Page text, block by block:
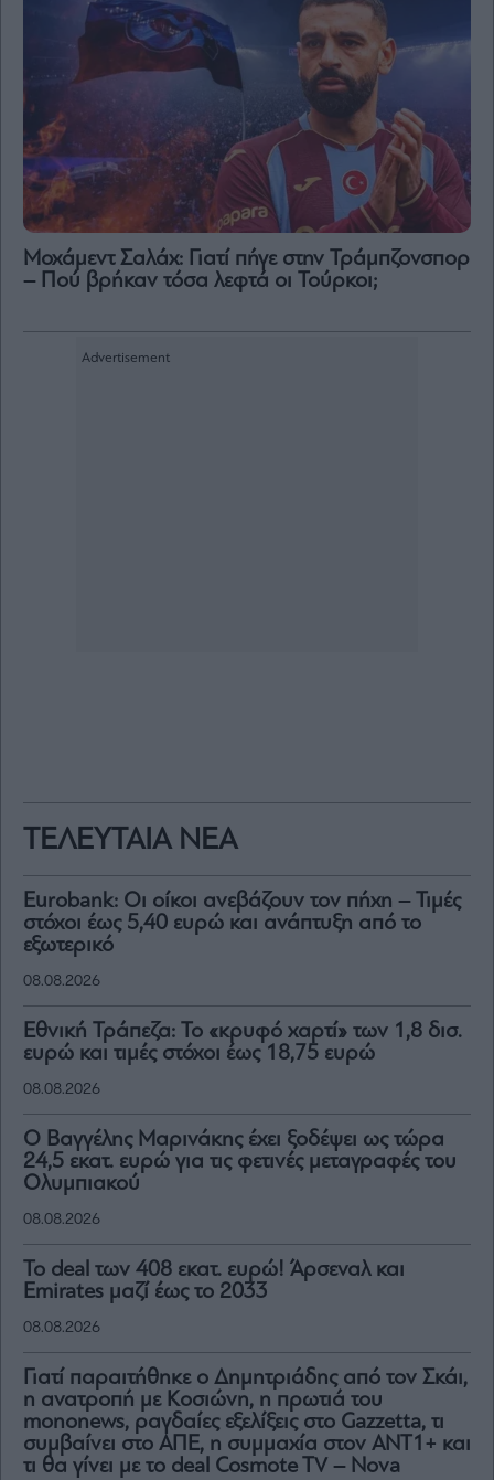
ΤΕΛΕΥΤΑΙΑ ΝΕΑ
Eurobank: Οι οίκοι ανεβάζουν τον πήχη – Τιμές
στόχοι έως 5,40 ευρώ και ανάπτυξη από το
εξωτερικό
08.08.2026
Εθνική Τράπεζα: Το «κρυφό χαρτί» των 1,8 δισ.
ευρώ και τιμές στόχοι έως 18,75 ευρώ
08.08.2026
Ο Βαγγέλης Μαρινάκης έχει ξοδέψει ως τώρα
24,5 εκατ. ευρώ για τις φετινές μεταγραφές του
Ολυμπιακού
08.08.2026
To deal των 408 εκατ. ευρώ! Άρσεναλ και
Emirates μαζί έως το 2033
08.08.2026
Γιατί παραιτήθηκε ο Δημητριάδης από τον Σκάι,
η ανατροπή με Κοσιώνη, η πρωτιά του
mononews, ραγδαίες εξελίξεις στο Gazzetta, τι
συμβαίνει στο ΑΠΕ, η συμμαχία στον ΑΝΤ1+ και
τι θα γίνει με το deal Cosmote TV – Nova
Μοχάμεντ Σαλάχ: Γιατί πήγε στην Τράμπζονσπορ
– Πού βρήκαν τόσα λεφτά οι Τούρκοι;